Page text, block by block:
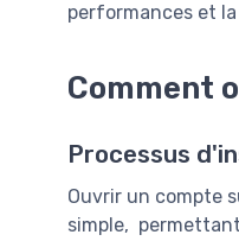
performances et
Comment
Processus
Ouvrir un compte
simple,